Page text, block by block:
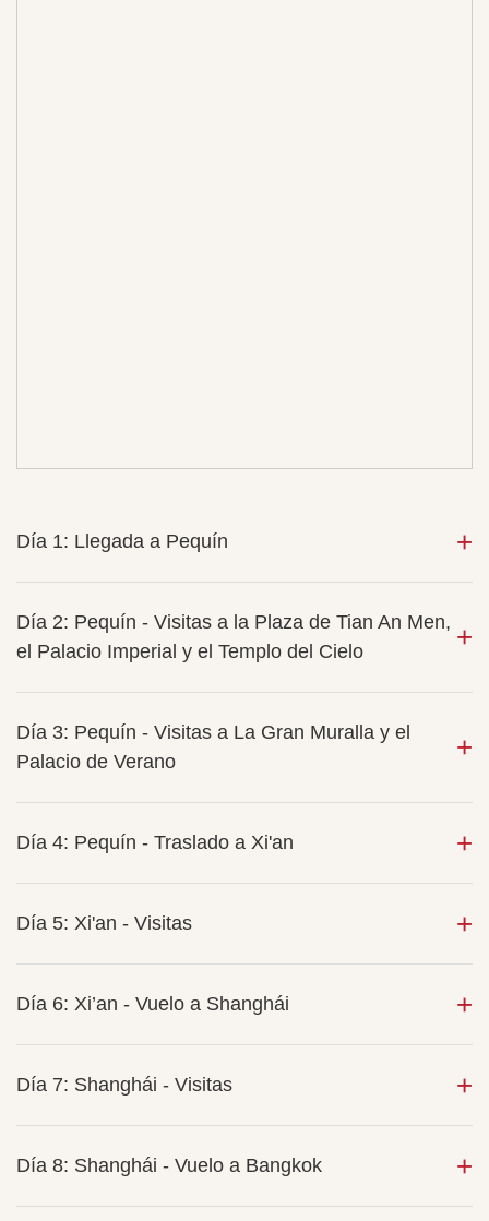
Día 1: Llegada a Pequín
Día 2: Pequín - Visitas a la Plaza de Tian An Men,
el Palacio Imperial y el Templo del Cielo
Día 3: Pequín - Visitas a La Gran Muralla y el
Palacio de Verano
Día 4: Pequín - Traslado a Xi'an
Día 5: Xi'an - Visitas
Día 6: Xi’an - Vuelo a Shanghái
Día 7: Shanghái - Visitas
Día 8: Shanghái - Vuelo a Bangkok